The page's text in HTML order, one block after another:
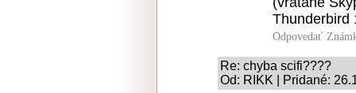
Thunderbird
Odpovedať
Re: chyba scifi????
Od: RIKK | Pridané: